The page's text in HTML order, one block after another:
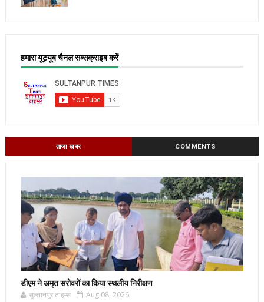
हमारा यूट्यूब चैनल सब्सक्राइब करें
ताजा खबर COMMENTS
डीएम ने अमृत सरोवरों का किया स्थलीय निरीक्षण
सुल्तानपुर टाइम्स Aug 08, 2026